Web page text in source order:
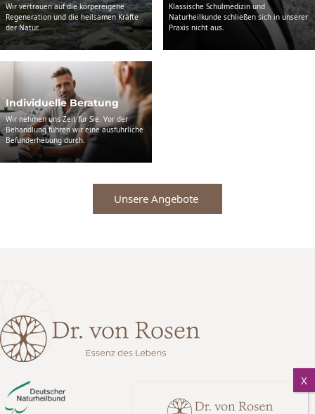
Wir vertrauen auf die körpereigene
Regeneration und die heilsamen Kräfte
der Natur.
Klassische Schulmedizin und
Naturheilkunde schließen sich in unserer
Praxis nicht aus.
Individuelle Beratung
Wir nehmen uns Zeit für Sie. Vor der
Behandlung führen wir eine ausführliche
Befunderhebung durch.
Unsere Angebote